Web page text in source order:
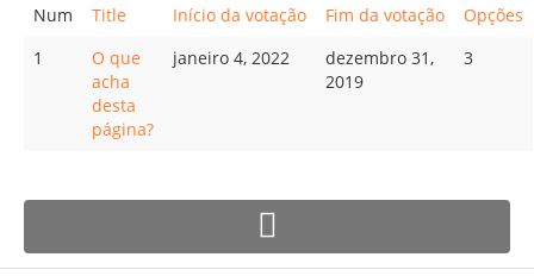
Prestação de Contas
DESTAQUES
Notícias
Num Title Início da votação Fim da votação
Opções
1
O que
acha
desta
página?
janeiro 4, 2022
dezembro 31,
2019
3